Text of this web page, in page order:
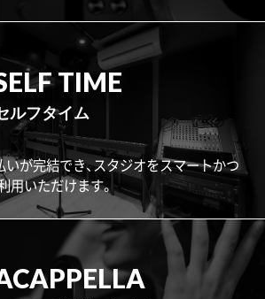
TIME
ルフタイム
いが完結でき、スタジオをスマートかつ
用いただけます。